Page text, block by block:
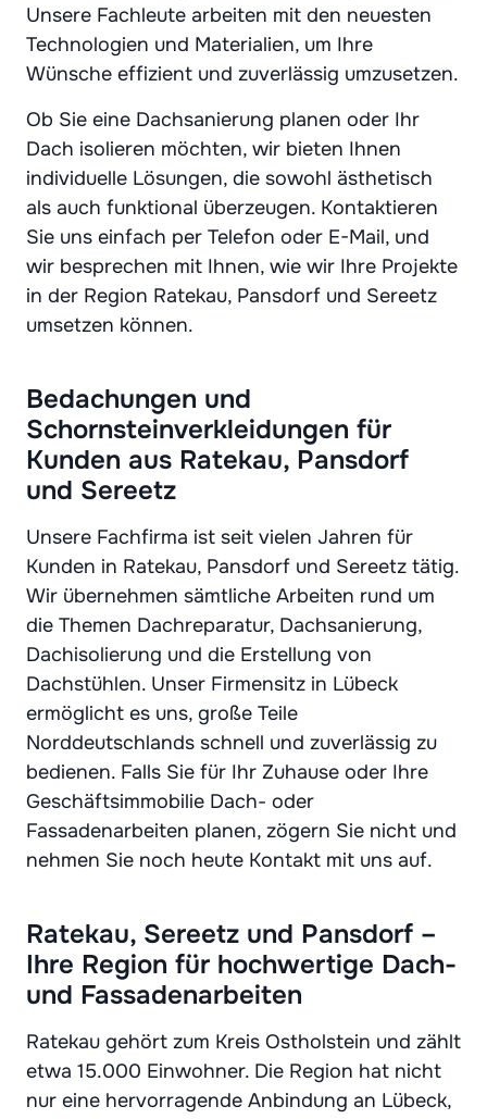
Unsere Fachleute arbeiten mit den neuesten
Technologien und Materialien, um Ihre
Wünsche effizient und zuverlässig umzusetzen.
Ob Sie eine Dachsanierung planen oder Ihr
Dach isolieren möchten, wir bieten Ihnen
individuelle Lösungen, die sowohl ästhetisch
als auch funktional überzeugen. Kontaktieren
Sie uns einfach per Telefon oder E-Mail, und
wir besprechen mit Ihnen, wie wir Ihre Projekte
in der Region Ratekau, Pansdorf und Sereetz
umsetzen können.
Bedachungen und
Schornsteinverkleidungen für
Kunden aus Ratekau, Pansdorf
und Sereetz
Unsere Fachfirma ist seit vielen Jahren für
Kunden in Ratekau, Pansdorf und Sereetz tätig.
Wir übernehmen sämtliche Arbeiten rund um
die Themen Dachreparatur, Dachsanierung,
Dachisolierung und die Erstellung von
Dachstühlen. Unser Firmensitz in Lübeck
ermöglicht es uns, große Teile
Norddeutschlands schnell und zuverlässig zu
bedienen. Falls Sie für Ihr Zuhause oder Ihre
Geschäftsimmobilie Dach- oder
Fassadenarbeiten planen, zögern Sie nicht und
nehmen Sie noch heute Kontakt mit uns auf.
Ratekau, Sereetz und Pansdorf –
Ihre Region für hochwertige Dach-
und Fassadenarbeiten
Ratekau gehört zum Kreis Ostholstein und zählt
etwa 15.000 Einwohner. Die Region hat nicht
nur eine hervorragende Anbindung an Lübeck,